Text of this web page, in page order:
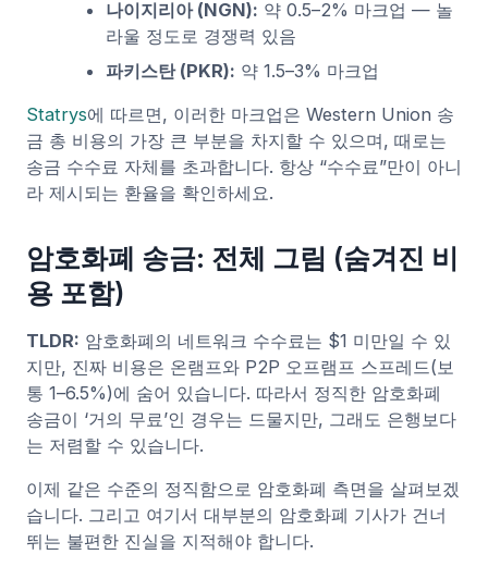
나이지리아 (NGN): 약 0.5–2% 마크업 — 놀
라울 정도로 경쟁력 있음
파키스탄 (PKR): 약 1.5–3% 마크업
Statrys에 따르면, 이러한 마크업은 Western Union 송
금 총 비용의 가장 큰 부분을 차지할 수 있으며, 때로는
송금 수수료 자체를 초과합니다. 항상 “수수료”만이 아니
라 제시되는 환율을 확인하세요.
암호화폐 송금: 전체 그림 (숨겨진 비
용 포함)
TLDR: 암호화폐의 네트워크 수수료는 $1 미만일 수 있
지만, 진짜 비용은 온램프와 P2P 오프램프 스프레드(보
통 1–6.5%)에 숨어 있습니다. 따라서 정직한 암호화폐
송금이 ‘거의 무료’인 경우는 드물지만, 그래도 은행보다
는 저렴할 수 있습니다.
이제 같은 수준의 정직함으로 암호화폐 측면을 살펴보겠
습니다. 그리고 여기서 대부분의 암호화폐 기사가 건너
뛰는 불편한 진실을 지적해야 합니다.